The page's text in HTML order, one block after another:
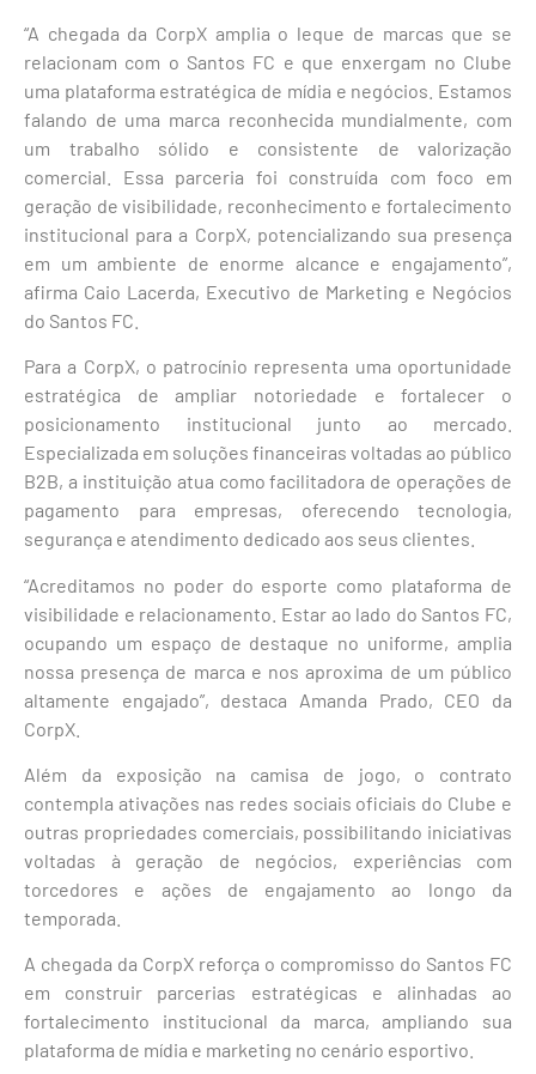
“A chegada da CorpX amplia o leque de marcas que se
relacionam com o Santos FC e que enxergam no Clube
uma plataforma estratégica de mídia e negócios. Estamos
falando de uma marca reconhecida mundialmente, com
um trabalho sólido e consistente de valorização
comercial. Essa parceria foi construída com foco em
geração de visibilidade, reconhecimento e fortalecimento
institucional para a CorpX, potencializando sua presença
em um ambiente de enorme alcance e engajamento”,
afirma Caio Lacerda, Executivo de Marketing e Negócios
do Santos FC.
Para a CorpX, o patrocínio representa uma oportunidade
estratégica de ampliar notoriedade e fortalecer o
posicionamento institucional junto ao mercado.
Especializada em soluções financeiras voltadas ao público
B2B, a instituição atua como facilitadora de operações de
pagamento para empresas, oferecendo tecnologia,
segurança e atendimento dedicado aos seus clientes.
“Acreditamos no poder do esporte como plataforma de
visibilidade e relacionamento. Estar ao lado do Santos FC,
ocupando um espaço de destaque no uniforme, amplia
nossa presença de marca e nos aproxima de um público
altamente engajado”, destaca Amanda Prado, CEO da
CorpX.
Além da exposição na camisa de jogo, o contrato
contempla ativações nas redes sociais oficiais do Clube e
outras propriedades comerciais, possibilitando iniciativas
voltadas à geração de negócios, experiências com
torcedores e ações de engajamento ao longo da
temporada.
A chegada da CorpX reforça o compromisso do Santos FC
em construir parcerias estratégicas e alinhadas ao
fortalecimento institucional da marca, ampliando sua
plataforma de mídia e marketing no cenário esportivo.